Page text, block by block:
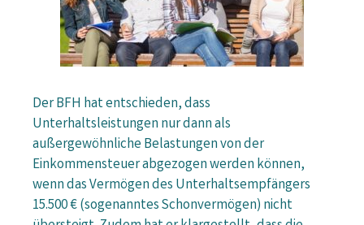
Der BFH hat entschieden, dass
Unterhaltsleistungen nur dann als
außergewöhnliche Belastungen von der
Einkommensteuer abgezogen werden können,
wenn das Vermögen des Unterhaltsempfängers
15.500 € (sogenanntes Schonvermögen) nicht